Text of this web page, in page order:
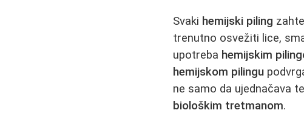
Svaki hemijski piling
trenutno osvežiti lice,
upotreba hemijskim
hemijskom pilingu
ne samo da ujednačava
biološkim tretmanom.